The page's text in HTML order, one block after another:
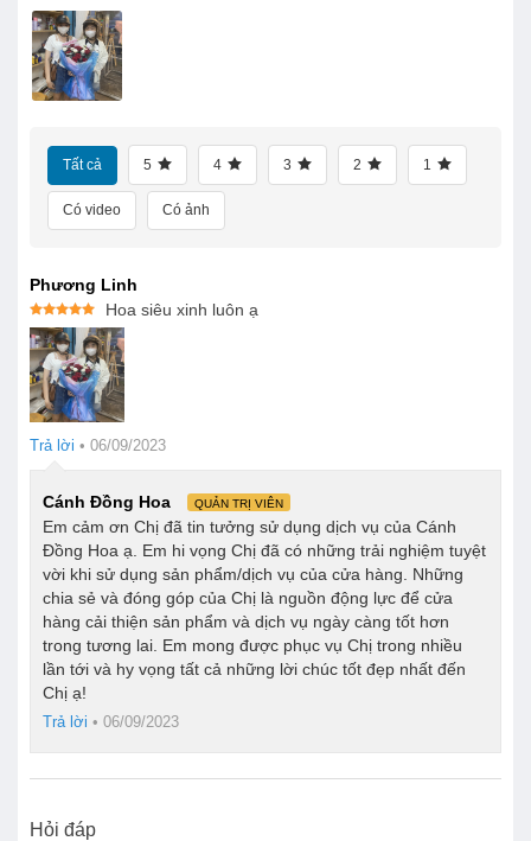
Tất cả 5 4 3 2 1
Có video Có ảnh
Phương Linh
Được xếp
hạng55
sao
Hoa siêu xinh luôn ạ
Trả lời • 06/09/2023
Cánh Đồng Hoa QUẢN TRỊ VIÊN
Em cảm ơn Chị đã tin tưởng sử dụng dịch vụ của Cánh
Đồng Hoa ạ. Em hi vọng Chị đã có những trải nghiệm tuyệt
vời khi sử dụng sản phẩm/dịch vụ của cửa hàng. Những
chia sẻ và đóng góp của Chị là nguồn động lực để cửa
hàng cải thiện sản phẩm và dịch vụ ngày càng tốt hơn
trong tương lai. Em mong được phục vụ Chị trong nhiều
lần tới và hy vọng tất cả những lời chúc tốt đẹp nhất đến
Chị ạ!
Trả lời • 06/09/2023
Hỏi đáp